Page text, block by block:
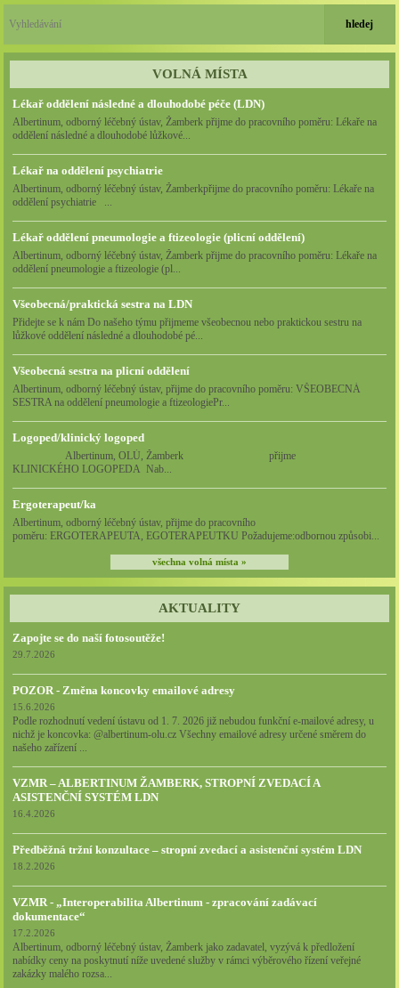
VOLNÁ MÍSTA
Lékař oddělení následné a dlouhodobé péče (LDN)
Albertinum, odborný léčebný ústav, Žamberk přijme do pracovního poměru: Lékaře na
oddělení následné a dlouhodobé lůžkové...
Lékař na oddělení psychiatrie
Albertinum, odborný léčebný ústav, Žamberkpřijme do pracovního poměru: Lékaře na
oddělení psychiatrie ...
Lékař oddělení pneumologie a ftizeologie (plicní oddělení)
Albertinum, odborný léčebný ústav, Žamberk přijme do pracovního poměru: Lékaře na
oddělení pneumologie a ftizeologie (pl...
Všeobecná/praktická sestra na LDN
Přidejte se k nám Do našeho týmu přijmeme všeobecnou nebo praktickou sestru na
lůžkové oddělení následné a dlouhodobé pé...
Všeobecná sestra na plicní oddělení
Albertinum, odborný léčebný ústav, přijme do pracovního poměru: VŠEOBECNÁ
SESTRA na oddělení pneumologie a ftizeologiePr...
Logoped/klinický logoped
Albertinum, OLÚ, Žamberk přijme
KLINICKÉHO LOGOPEDA Nab...
Ergoterapeut/ka
Albertinum, odborný léčebný ústav, přijme do pracovního
poměru: ERGOTERAPEUTA, EGOTERAPEUTKU Požadujeme:odbornou způsobi...
všechna volná místa »
AKTUALITY
Zapojte se do naší fotosoutěže!
29.7.2026
POZOR - Změna koncovky emailové adresy
15.6.2026
Podle rozhodnutí vedení ústavu od 1. 7. 2026 již nebudou funkční e-mailové adresy, u
nichž je koncovka: @albertinum-olu.cz Všechny emailové adresy určené směrem do
našeho zařízení ...
VZMR – ALBERTINUM ŽAMBERK, STROPNÍ ZVEDACÍ A
ASISTENČNÍ SYSTÉM LDN
16.4.2026
Předběžná tržní konzultace – stropní zvedací a asistenční systém LDN
18.2.2026
VZMR - „Interoperabilita Albertinum - zpracování zadávací
dokumentace“
17.2.2026
Albertinum, odborný léčebný ústav, Žamberk jako zadavatel, vyzývá k předložení
nabídky ceny na poskytnutí níže uvedené služby v rámci výběrového řízení veřejné
zakázky malého rozsa...